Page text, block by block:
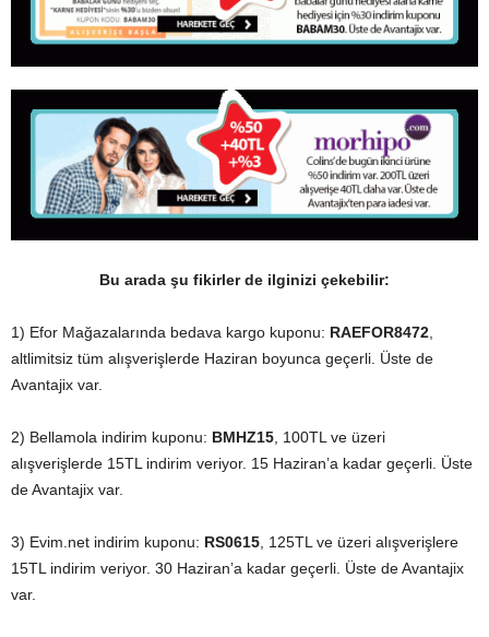
Bu arada şu fikirler de ilginizi çekebilir:
1) Efor Mağazalarında bedava kargo kuponu: RAEFOR8472,
altlimitsiz tüm alışverişlerde Haziran boyunca geçerli. Üste de
Avantajix var.
2) Bellamola indirim kuponu: BMHZ15, 100TL ve üzeri
alışverişlerde 15TL indirim veriyor. 15 Haziran’a kadar geçerli. Üste
de Avantajix var.
3) Evim.net indirim kuponu: RS0615, 125TL ve üzeri alışverişlere
15TL indirim veriyor. 30 Haziran’a kadar geçerli. Üste de Avantajix
var.